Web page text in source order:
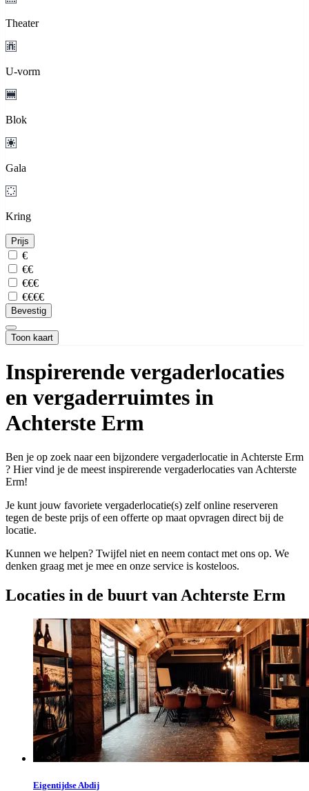
Theater
U-vorm
Blok
Gala
Kring
Prijs
€
€€
€€€
€€€€
Bevestig
Toon kaart
Inspirerende vergaderlocaties
en vergaderruimtes in
Achterste Erm
Ben je op zoek naar een bijzondere vergaderlocatie in Achterste Erm
? Hier vind je de meest inspirerende vergaderlocaties van Achterste
Erm!
Je kunt jouw favoriete vergaderlocatie(s) zelf online reserveren
tegen de beste prijs of een offerte op maat opvragen direct bij de
locatie.
Kunnen we helpen? Twijfel niet en neem contact met ons op. We
denken graag met je mee en onze service is kosteloos.
Locaties in de buurt van Achterste Erm
Eigentijdse Abdij